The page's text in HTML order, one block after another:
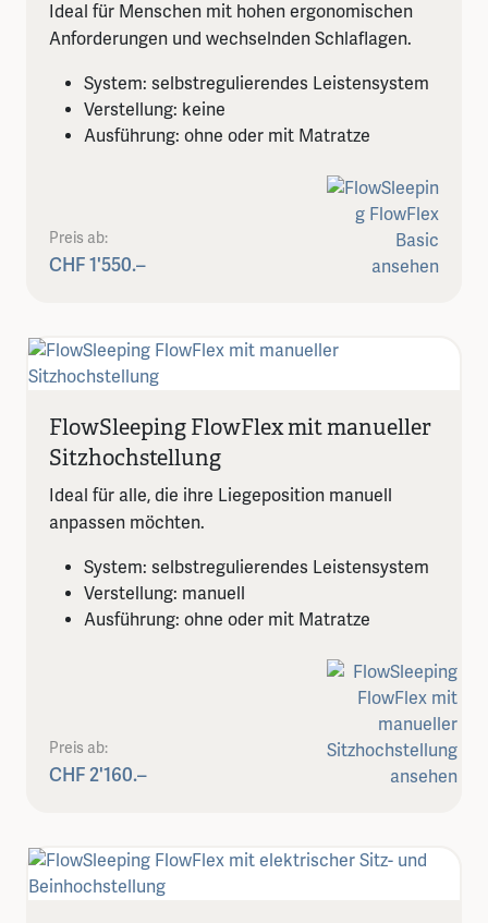
Ideal für Menschen mit hohen ergonomischen
Anforderungen und wechselnden Schlaflagen.
System: selbstregulierendes Leistensystem
Verstellung: keine
Ausführung: ohne oder mit Matratze
Preis ab:
CHF 1'550.–
FlowSleeping FlowFlex mit manueller
Sitzhochstellung
Ideal für alle, die ihre Liegeposition manuell
anpassen möchten.
System: selbstregulierendes Leistensystem
Verstellung: manuell
Ausführung: ohne oder mit Matratze
Preis ab:
CHF 2'160.–